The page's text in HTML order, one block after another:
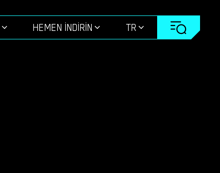
HEMEN INDIRIN TR